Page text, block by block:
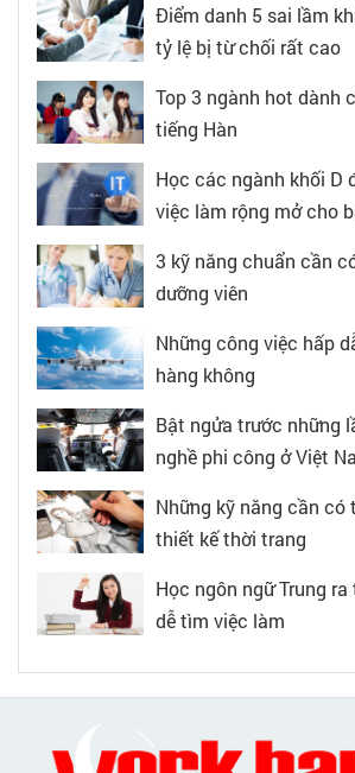
Điểm danh 5 sai lầm
tỷ lệ bị từ chối rất cao
Top 3 ngành hot dành
tiếng Hàn
Học các ngành khối D
việc làm rộng mở cho
3 kỹ năng chuẩn cần
dưỡng viên
Những công việc hấp
hàng không
Bật ngửa trước những
nghề phi công ở Việt
Những kỹ năng cần có
thiết kế thời trang
Học ngôn ngữ Trung
dễ tìm việc làm